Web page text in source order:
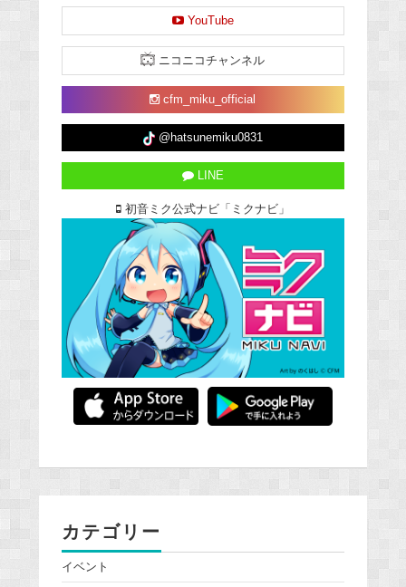
YouTube
ニコニコチャンネル
cfm_miku_official
@hatsunemiku0831
LINE
初音ミク公式ナビ「ミクナビ」
カテゴリー
イベント